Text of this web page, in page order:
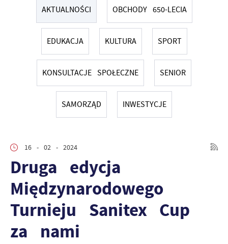
AKTUALNOŚCI OBCHODY 650-LECIA
EDUKACJA KULTURA SPORT
KONSULTACJE SPOŁECZNE SENIOR
SAMORZĄD INWESTYCJE
16 - 02 - 2024
Druga edycja
Międzynarodowego
Turnieju Sanitex Cup
za nami